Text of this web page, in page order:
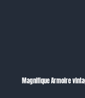
Magnifique Armoire